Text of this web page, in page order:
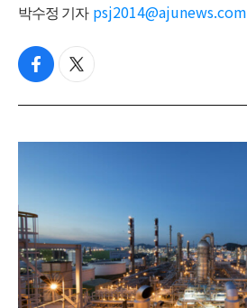
박수정 기자 psj2014@ajunews.com
f
c
b
t
i
t